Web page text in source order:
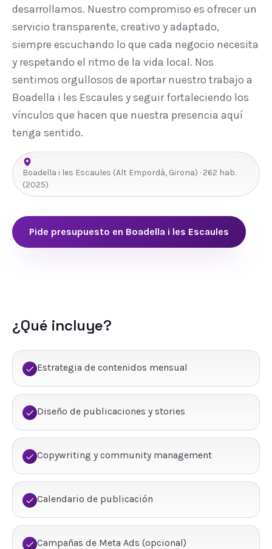
desarrollamos. Nuestro compromiso es ofrecer un
servicio transparente, creativo y adaptado,
siempre escuchando lo que cada negocio necesita
y respetando el ritmo de la vida local. Nos
sentimos orgullosos de aportar nuestro trabajo a
Boadella i les Escaules y seguir fortaleciendo los
vínculos que hacen que nuestra presencia aquí
tenga sentido.
Boadella i les Escaules (Alt Empordà, Girona) · 262 hab.
(2025)
Pide presupuesto en Boadella i les Escaules
¿Qué incluye?
Estrategia de contenidos mensual
Diseño de publicaciones y stories
Copywriting y community management
Calendario de publicación
Campañas de Meta Ads (opcional)